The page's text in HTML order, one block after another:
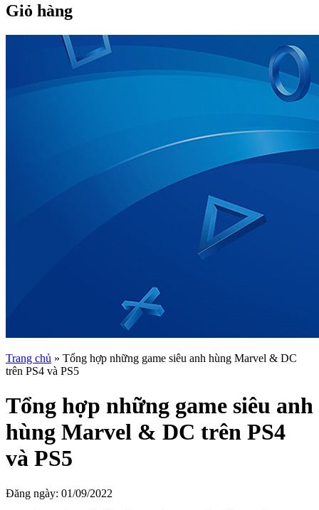
Giỏ hàng
Trang chủ » Tổng hợp những game siêu anh hùng Marvel & DC
trên PS4 và PS5
Tổng hợp những game siêu anh
hùng Marvel & DC trên PS4
và PS5
Đăng ngày: 01/09/2022